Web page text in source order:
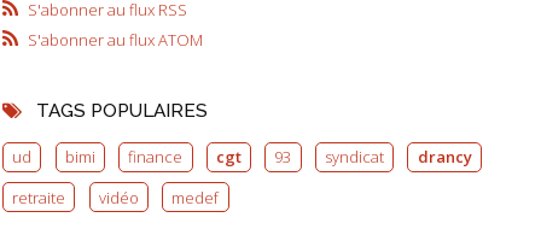
S'abonner au flux RSS
S'abonner au flux ATOM
TAGS POPULAIRES
ud bimi finance cgt 93 syndicat
drancy
retraite
vidéo medef